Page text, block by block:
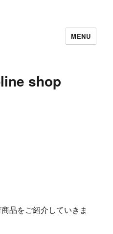
MENU
shop
品をご紹介していきま